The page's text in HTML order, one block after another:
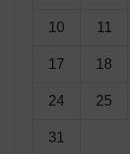
10 11
17 18
24 25
31